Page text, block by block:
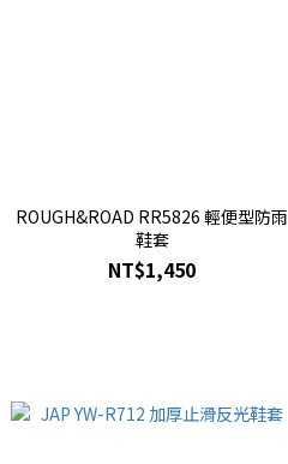
ROUGH&ROAD RR5826 輕便型防雨
鞋套
NT$1,450